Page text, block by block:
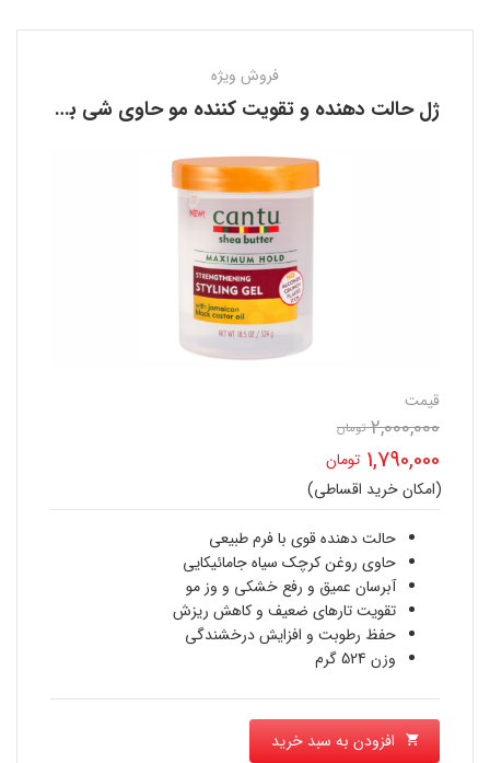
فروش ویژه
ژل حالت دهنده و تقویت کننده مو حاوی شی باتر کانتو CANTU
قیمت
2,000,000 تومان
اصلی
2,000,000 تومان
بود.
1,790,000 تومان
قیمت
فعلی
1,790,000 تومان
است.
(امکان خرید اقساطی)
حالت دهنده قوی با فرم طبیعی
حاوی روغن کرچک سیاه جامائیکایی
آبرسان عمیق و رفع خشکی و وز مو
تقویت تارهای ضعیف و کاهش ریزش
حفظ رطوبت و افزایش درخشندگی
وزن 524 گرم
افزودن به سبد خرید